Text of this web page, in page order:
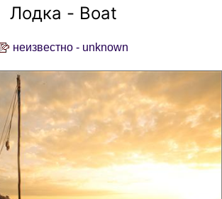
Лодка - Boat
неизвестно - unknown